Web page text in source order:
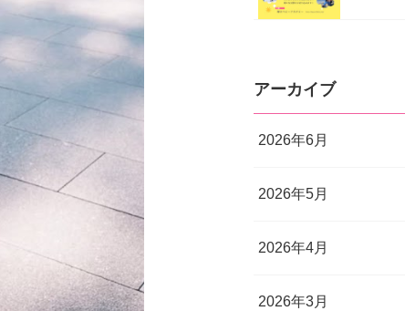
アーカイブ
2026年6月
2026年5月
2026年4月
2026年3月